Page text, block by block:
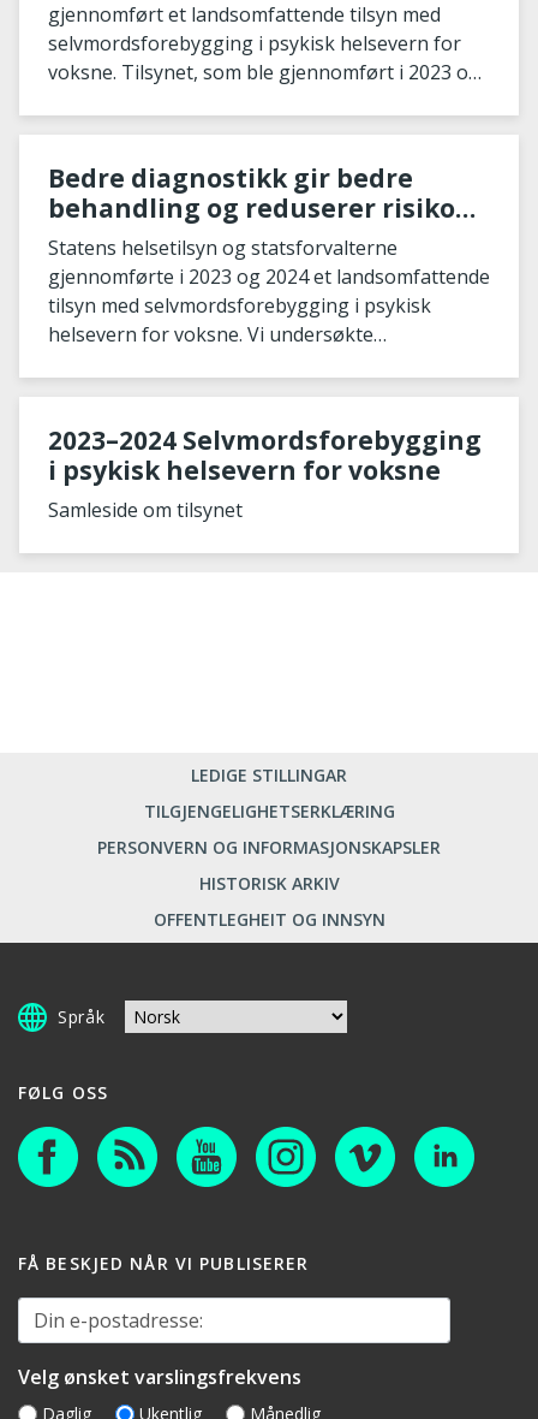
gjennomført et landsomfattende tilsyn med
selvmordsforebygging i psykisk helsevern for
voksne. Tilsynet, som ble gjennomført i 2023 og
Bedre diagnostikk gir bedre
behandling og reduserer risiko
for selvmord
Statens helsetilsyn og statsforvalterne
gjennomførte i 2023 og 2024 et landsomfattende
tilsyn med selvmordsforebygging i psykisk
helsevern for voksne. Vi undersøkte
2023–2024 Selvmordsforebygging
i psykisk helsevern for voksne
Samleside om tilsynet
LEDIGE STILLINGAR
TILGJENGELIGHETSERKLÆRING
PERSONVERN OG INFORMASJONSKAPSLER
HISTORISK ARKIV
OFFENTLEGHEIT OG INNSYN
Språk
FØLG OSS
FÅ BESKJED NÅR VI PUBLISERER
Din e-postadresse:
Velg ønsket varslingsfrekvens
Daglig Ukentlig Månedlig